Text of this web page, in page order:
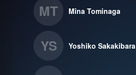
MT Mîna Tominaga
YS Yoshiko Sakakibara